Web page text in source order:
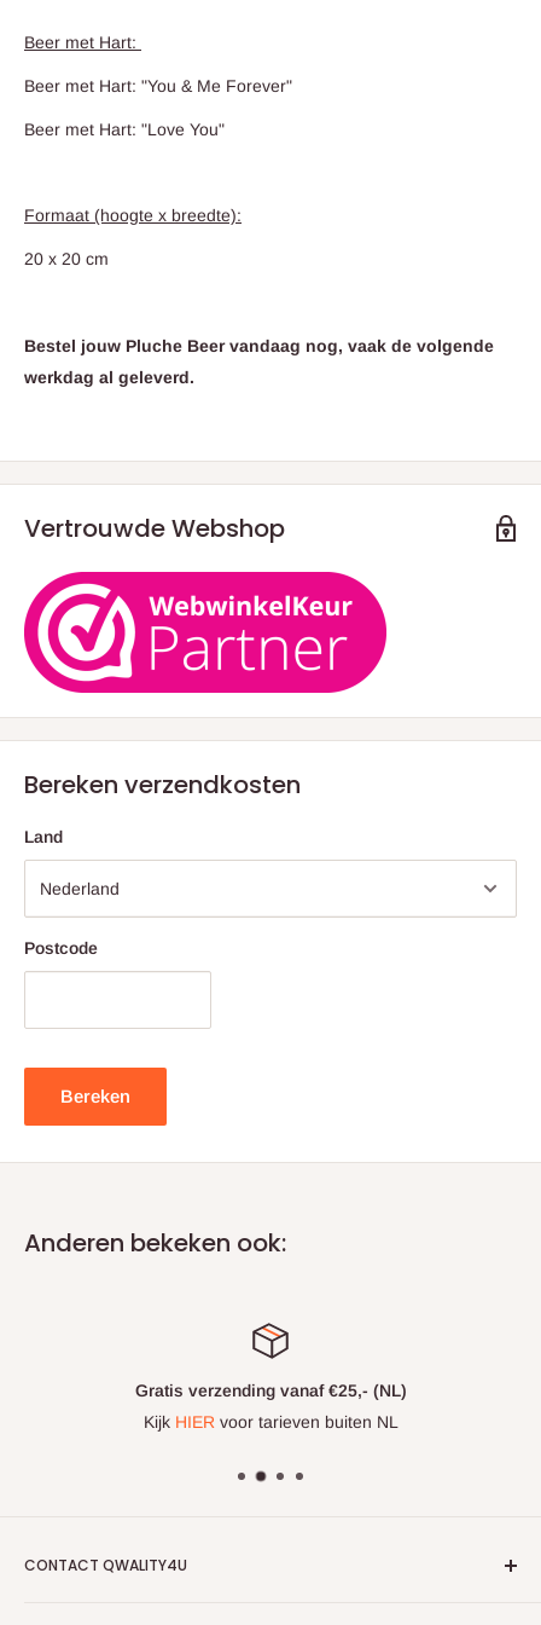
Beer met Hart:
Beer met Hart: "You & Me Forever"
Beer met Hart: "Love You"
Formaat (hoogte x breedte):
20 x 20 cm
Bestel jouw Pluche Beer vandaag nog, vaak de volgende
werkdag al geleverd.
Vertrouwde Webshop
Bereken verzendkosten
Land
Postcode
Bereken
Anderen bekeken ook:
Gratis verzending vanaf €25,- (NL)
Kijk HIER voor tarieven buiten NL
CONTACT QWALITY4U